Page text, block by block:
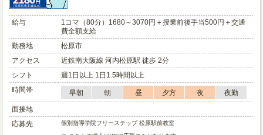
給与
1コマ（80分）1680～3070円＋授業前後手当500円＋交通
費全額支給
勤務地
松原市
アクセス
近鉄南大阪線 河内松原駅 徒歩 2分
シフト
週1日以上 1日1.5時間以上
時間帯
早朝 朝 昼 夕方 夜
夜勤
面接地
応募先
個別指導学院フリーステップ 松原駅前教室